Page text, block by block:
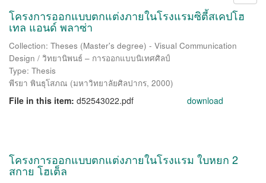
โครงการออกแบบตกแต่งภายในโรงแรมซิตี้สเคปโฮ
เทล แอนด์ พลาซ่า
Collection: Theses (Master's degree) - Visual Communication
Design / วิทยานิพนธ์ – การออกแบบนิเทศศิลป์
Type: Thesis
พีรยา พินธุโสภณ (มหาวิทยาลัยศิลปากร, 2000)
File in this item: d52543022.pdf download
โครงการออกแบบตกแต่งภายในโรงแรม ใบหยก 2
สกาย โฮเต็ล